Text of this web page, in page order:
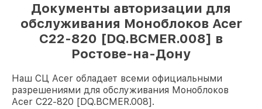
Документы авторизации для
обслуживания Моноблоков Acer
C22-820 [DQ.BCMER.008] в
Ростове-на-Дону
Наш СЦ Acer обладает всеми официальными
разрешениями для обслуживания Моноблоков
Acer C22-820 [DQ.BCMER.008].